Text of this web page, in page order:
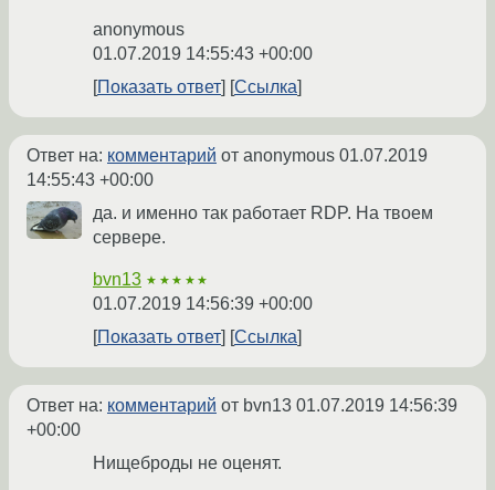
anonymous
01.07.2019 14:55:43 +00:00
Показать ответ
Ссылка
Ответ на: комментарий от anonymous 01.07.2019
14:55:43 +00:00
да. и именно так работает RDP. На твоем
сервере.
bvn13 ★★★★★
01.07.2019 14:56:39 +00:00
Показать ответ
Ссылка
Ответ на: комментарий от bvn13 01.07.2019 14:56:39
+00:00
Нищеброды не оценят.